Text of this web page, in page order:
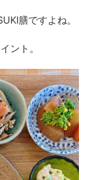
膳ですよね。
ント。